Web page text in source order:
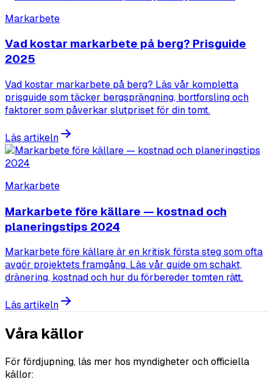
Markarbete
Vad kostar markarbete på berg? Prisguide
2025
Vad kostar markarbete på berg? Läs vår kompletta
prisguide som täcker bergsprängning, bortforsling och
faktorer som påverkar slutpriset för din tomt.
Läs artikeln
Markarbete
Markarbete före källare — kostnad och
planeringstips 2024
Markarbete före källare är en kritisk första steg som ofta
avgör projektets framgång. Läs vår guide om schakt,
dränering, kostnad och hur du förbereder tomten rätt.
Läs artikeln
Våra källor
För fördjupning, läs mer hos myndigheter och officiella
källor: